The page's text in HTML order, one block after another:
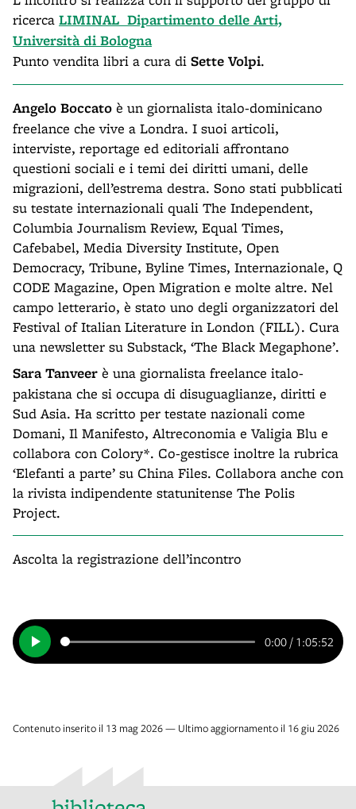
ricerca LIMINAL Dipartimento delle Arti,
Università di Bologna
Punto vendita libri a cura di Sette Volpi.
Angelo Boccato è un giornalista italo-dominicano
freelance che vive a Londra. I suoi articoli,
interviste, reportage ed editoriali affrontano
questioni sociali e i temi dei diritti umani, delle
migrazioni, dell’estrema destra. Sono stati pubblicati
su testate internazionali quali The Independent,
Columbia Journalism Review, Equal Times,
Cafebabel, Media Diversity Institute, Open
Democracy, Tribune, Byline Times, Internazionale, Q
CODE Magazine, Open Migration e molte altre. Nel
campo letterario, è stato uno degli organizzatori del
Festival of Italian Literature in London (FILL). Cura
una newsletter su Substack, ‘The Black Megaphone’.
Sara Tanveer è una giornalista freelance italo-
pakistana che si occupa di disuguaglianze, diritti e
Sud Asia. Ha scritto per testate nazionali come
Domani, Il Manifesto, Altreconomia e Valigia Blu e
collabora con Colory*. Co-gestisce inoltre la rubrica
‘Elefanti a parte’ su China Files. Collabora anche con
la rivista indipendente statunitense The Polis
Project.
Ascolta la registrazione dell’incontro
0:00 / 1:05:52
Contenuto inserito il 13 mag 2026 — Ultimo aggiornamento il 16 giu 2026